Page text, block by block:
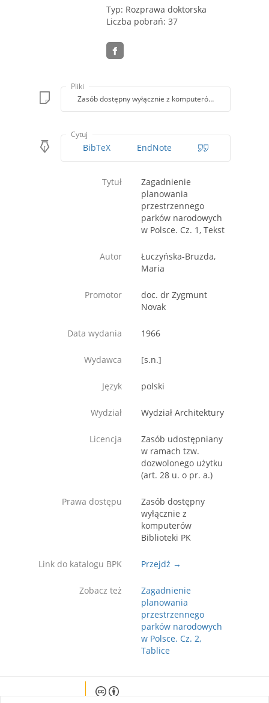
Typ: Rozprawa doktorska
Liczba pobrań: 37
Pliki
Zasób dostępny wyłącznie z komputerów Biblioteki PK
Cytuj
BibTeX EndNote
Tytuł
Zagadnienie
planowania
przestrzennego
parków narodowych
w Polsce. Cz. 1, Tekst
Autor
Łuczyńska-Bruzda,
Maria
Promotor
doc. dr Zygmunt
Novak
Data wydania 1966
Wydawca [s.n.]
Język polski
Wydział Wydział Architektury
Licencja
Zasób udostępniany
w ramach tzw.
dozwolonego użytku
(art. 28 u. o pr. a.)
Prawa dostępu
Zasób dostępny
wyłącznie z
komputerów
Biblioteki PK
Link do katalogu BPK Przejdź →
Zobacz też
Zagadnienie
planowania
przestrzennego
parków narodowych
w Polsce. Cz. 2,
Tablice